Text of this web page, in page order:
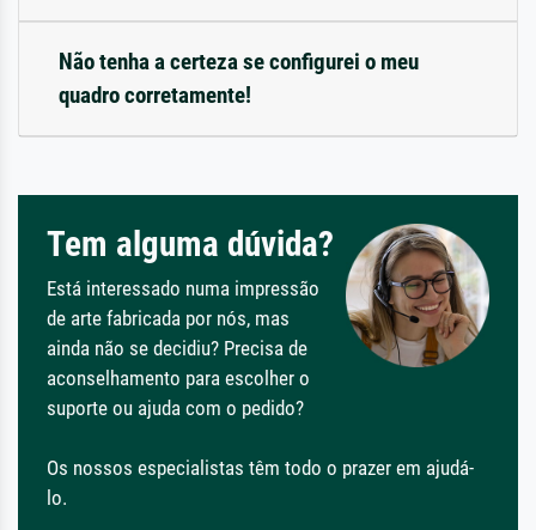
Não tenha a certeza se configurei o meu
quadro corretamente!
Tem alguma dúvida?
Está interessado numa impressão
de arte fabricada por nós, mas
ainda não se decidiu? Precisa de
aconselhamento para escolher o
suporte ou ajuda com o pedido?
Os nossos especialistas têm todo o prazer em ajudá-
lo.